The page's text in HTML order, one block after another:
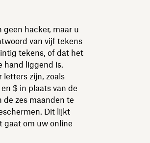
hacker, maar u
van vijf tekens
tekens, of dat het
hand liggend is.
letters zijn, zoals
$ in plaats van de
de zes maanden te
Dit lijkt
gaat om uw online